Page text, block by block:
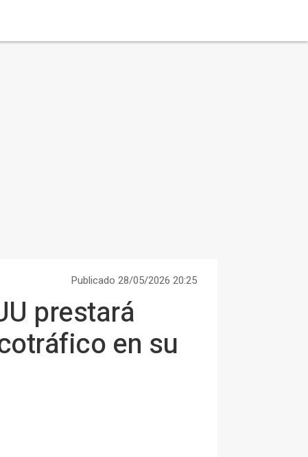
Publicado 28/05/2026 20:25
prestará
en su